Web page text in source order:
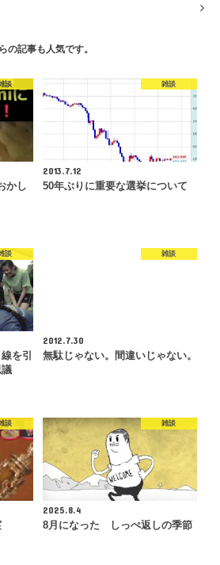
の記事も人気です。
談
かし
雑談
2013.7.12
50年ぶりに重要な選挙について
談
を引
議
雑談
2012.7.30
無駄じゃない。間違いじゃない。
談 雑談
2025.8.4
8月になった しっぺ返しの季節